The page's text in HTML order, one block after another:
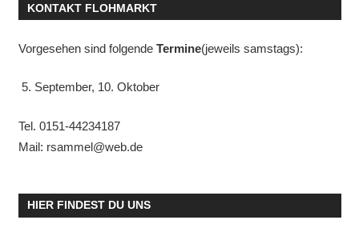
KONTAKT FLOHMARKT
Vorgesehen sind folgende Termine(jeweils samstags):
5. September, 10. Oktober
Tel. 0151-44234187
Mail: rsammel@web.de
HIER FINDEST DU UNS